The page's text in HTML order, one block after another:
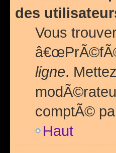
des
Vous
ligne.
comptÃ©
Haut